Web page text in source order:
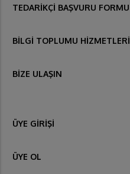
TEDARİKÇİ BAŞVURU FORMU
BİLGİ TOPLUMU HİZMETLERİ
BİZE ULAŞIN
ÜYE GİRİŞİ
ÜYE OL